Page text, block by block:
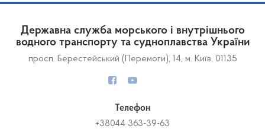
Державна служба морського і внутрішнього
водного транспорту та судноплавства України
просп. Берестейський (Перемоги), 14, м. Київ, 01135
Телефон
+38044 363-39-63